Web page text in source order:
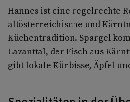
Hannes ist eine regelrechte
altösterreichische und
Küchentradition. Spargel
Lavanttal, der Fisch aus
gibt lokale Kürbisse, Äpfel